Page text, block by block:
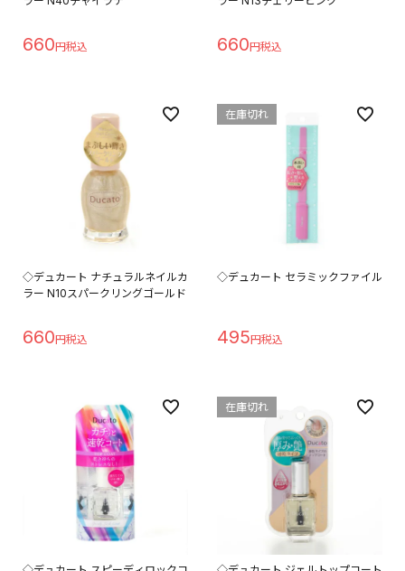
660 660
◇デュカート ナチュラルネイルカ
ラー N10スパークリングゴールド
660
◇デュカート セラミックファイル
495
在庫切れ
在庫切れ